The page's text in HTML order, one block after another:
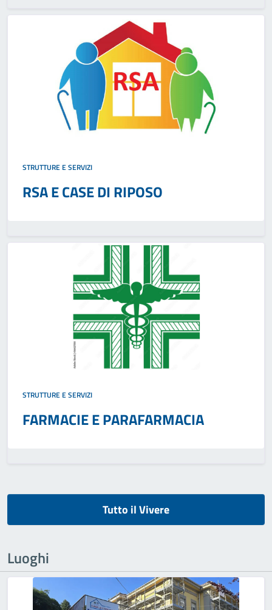
STRUTTURE E SERVIZI
RSA E CASE DI RIPOSO
STRUTTURE E SERVIZI
FARMACIE E PARAFARMACIA
Tutto il Vivere
Luoghi